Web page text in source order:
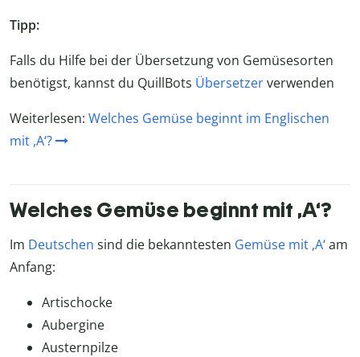
Tipp:
Falls du Hilfe bei der Übersetzung von Gemüsesorten
benötigst, kannst du QuillBots Übersetzerverwenden
Weiterlesen: Welches Gemüse beginnt im Englischen
mit ,A‘?
Welches Gemüse beginnt mit ,A‘?
Im Deutschen sind die bekanntesten Gemüse mit ,A‘am
Anfang:
Artischocke
Aubergine
Austernpilze